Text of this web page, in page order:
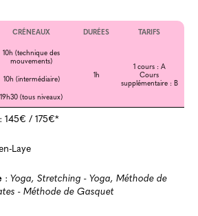
CRÉNEAUX DURÉES TARIFS
10h (technique des
mouvements)
1h
1 cours : A
Cours
supplémentaire : B
10h (intermédiaire)
19h30 (tous niveaux)
/ 175€*
Laye
: Yoga, Stretching - Yoga, Méthode de
- Méthode de Gasquet